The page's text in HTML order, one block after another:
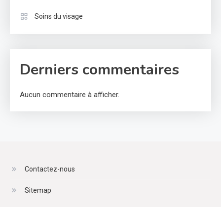
Soins du visage
Derniers commentaires
Aucun commentaire à afficher.
Contactez-nous
Sitemap